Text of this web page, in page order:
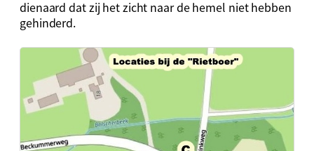
dienaard dat zij het zicht naar de hemel niet hebben
gehinderd.